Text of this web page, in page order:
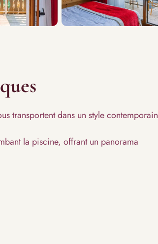
transportent dans un style contemporain
la piscine, offrant un panorama